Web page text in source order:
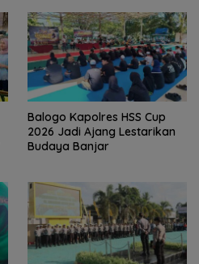
Balogo Kapolres HSS Cup
2026 Jadi Ajang Lestarikan
Budaya Banjar